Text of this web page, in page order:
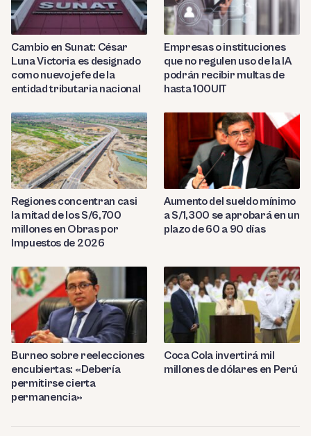
Cambio en Sunat: César
Luna Victoria es designado
como nuevo jefe de la
entidad tributaria nacional
Empresas o instituciones
que no regulen uso de la IA
podrán recibir multas de
hasta 100UIT
Regiones concentran casi
la mitad de los S/6,700
millones en Obras por
Impuestos de 2026
Aumento del sueldo mínimo
a S/1,300 se aprobará en un
plazo de 60 a 90 días
Burneo sobre reelecciones
encubiertas: «Debería
permitirse cierta
permanencia»
Coca Cola invertirá mil
millones de dólares en Perú